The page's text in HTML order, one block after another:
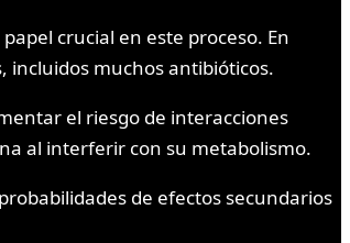
crucial en este proceso. En
incluidos muchos antibióticos.
el riesgo de interacciones
al interferir con su metabolismo.
de efectos secundarios